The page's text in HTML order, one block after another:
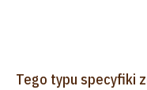
Tego typu specyfiki